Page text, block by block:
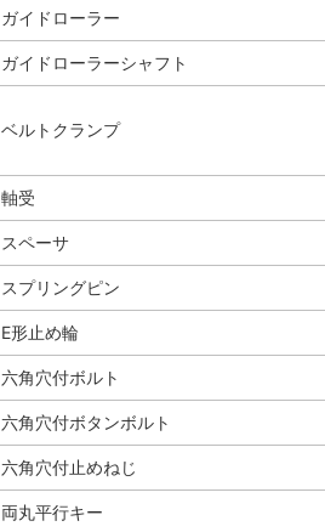
ガイドローラー
ガイドローラーシャフト
ベルトクランプ
軸受
スペーサ
スプリングピン
E形止め輪
六角穴付ボルト
六角穴付ボタンボルト
六角穴付止めねじ
両丸平行キー